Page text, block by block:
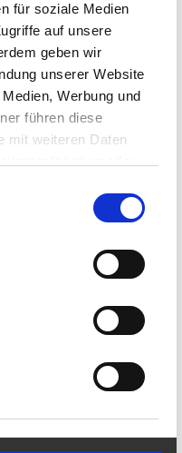
für soziale Medien
auf unsere
geben wir
unserer Website
Werbung und
führen diese
mit weiteren Daten